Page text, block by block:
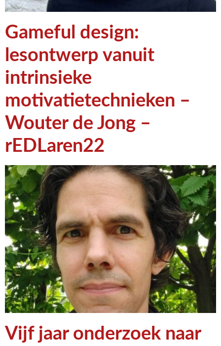
Gameful design:
lesontwerp vanuit
intrinsieke
motivatietechnieken –
Wouter de Jong –
rEDLaren22
Vijf jaar onderzoek naar